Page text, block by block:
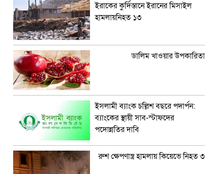
ইরাকের কুর্দিস্তানে ইরানের মিসাইল
হামলায়নিহত ১৩
ডালিম খাওয়ার উপকারিতা
ইসলামী ব্যাংক চল্লিশ বছরে পদার্পন:
ব্যাংকের স্থায়ী সাব-স্টাফদের
পদোন্নতির দাবি
রুশ ক্ষেপণাস্ত্র হামলায় কিয়েভে নিহত ৩